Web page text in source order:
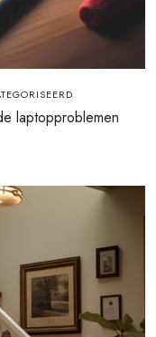
laptopproblemen